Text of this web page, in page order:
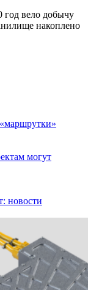
год вело добычу
накоплено
могут
новости